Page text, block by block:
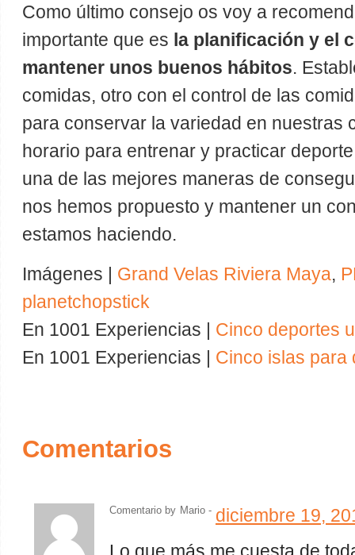
Como último consejo os voy a
importante que es la planificación y el
mantener unos buenos hábitos.
comidas, otro con el control de las
para conservar la variedad en nuestras
horario para entrenar y practicar
una de las mejores maneras de
nos hemos propuesto y mantener un
estamos haciendo.
Imágenes | Grand Velas Riviera Maya,
planetchopstick
En 1001 Experiencias | Cinco deportes
En 1001 Experiencias | Cinco islas para
Comentarios
Comentario by Mario - diciembre 19,